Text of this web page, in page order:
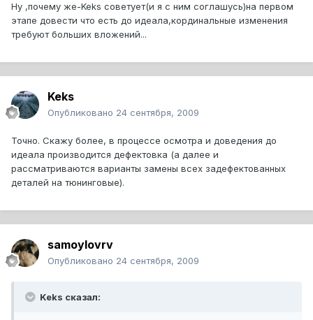
Ну ,почему же-Keks советует(и я с ним соглашусь)на первом
этапе довести что есть до идеала,кординальные изменения
требуют больших вложений...
Keks
Опубликовано 24 сентября, 2009
Точно. Скажу более, в процессе осмотра и доведения до
идеала производится дефектовка (а далее и
рассматриваются варианты замены всех задефектованных
деталей на тюнинговые).
samoylovrv
Опубликовано 24 сентября, 2009
Keks сказал: